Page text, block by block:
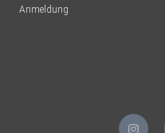
Anmeldung